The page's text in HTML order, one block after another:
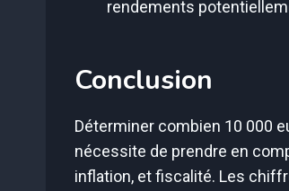
rendements
Conclusion
Déterminer combien 10 000
nécessite de prendre en
inflation, et fiscalité. Les